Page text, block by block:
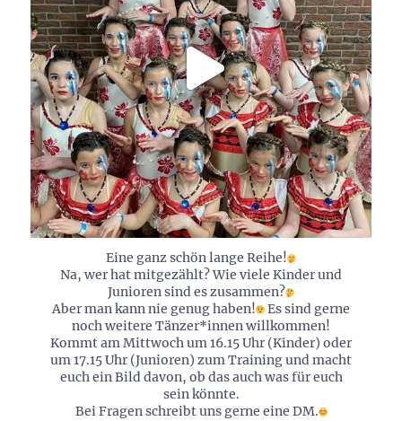
Eine ganz schön lange Reihe!
Na, wer hat mitgezählt? Wie viele Kinder und
Junioren sind es zusammen?
Aber man kann nie genug haben!
Es sind gerne
noch weitere Tänzer*innen willkommen!
Kommt am Mittwoch um 16.15 Uhr (Kinder) oder
um 17.15 Uhr (Junioren) zum Training und macht
euch ein Bild davon, ob das auch was für euch
sein könnte.
Bei Fragen schreibt uns gerne eine DM.